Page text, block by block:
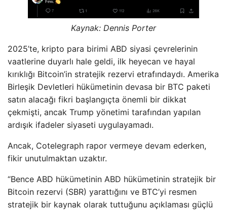
Kaynak: Dennis Porter
2025’te, kripto para birimi ABD siyasi çevrelerinin
vaatlerine duyarlı hale geldi, ilk heyecan ve hayal
kırıklığı Bitcoin’in stratejik rezervi etrafındaydı. Amerika
Birleşik Devletleri hükümetinin devasa bir BTC paketi
satın alacağı fikri başlangıçta önemli bir dikkat
çekmişti, ancak Trump yönetimi tarafından yapılan
ardışık ifadeler siyaseti uygulayamadı.
Ancak, Cotelegraph rapor vermeye devam ederken,
fikir unutulmaktan uzaktır.
“Bence ABD hükümetinin ABD hükümetinin stratejik bir
Bitcoin rezervi (SBR) yarattığını ve BTC’yi resmen
stratejik bir kaynak olarak tuttuğunu açıklaması güçlü